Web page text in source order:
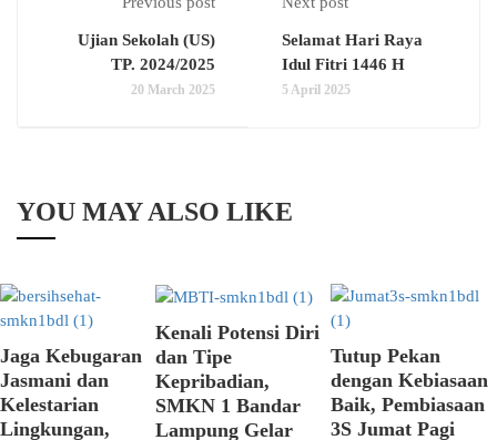
Ujian Sekolah (US)
TP. 2024/2025
20 March 2025
Selamat Hari Raya
Idul Fitri 1446 H
5 April 2025
YOU MAY ALSO LIKE
Jaga Kebugaran
Jasmani dan
Kelestarian
Lingkungan,
Kenali Potensi Diri
dan Tipe
Kepribadian,
SMKN 1 Bandar
Lampung Gelar
Tutup Pekan
dengan Kebiasaan
Baik, Pembiasaan
3S Jumat Pagi